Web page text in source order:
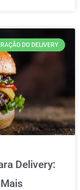
DO DELIVERY
Delivery: